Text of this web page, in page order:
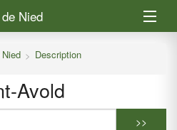
Nied
Description
Avold